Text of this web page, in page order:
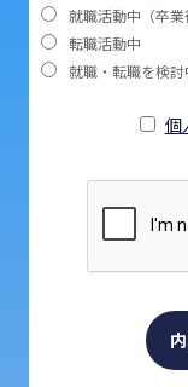
就職活動中（卒業
転職活動中
就職・転職を検討
個